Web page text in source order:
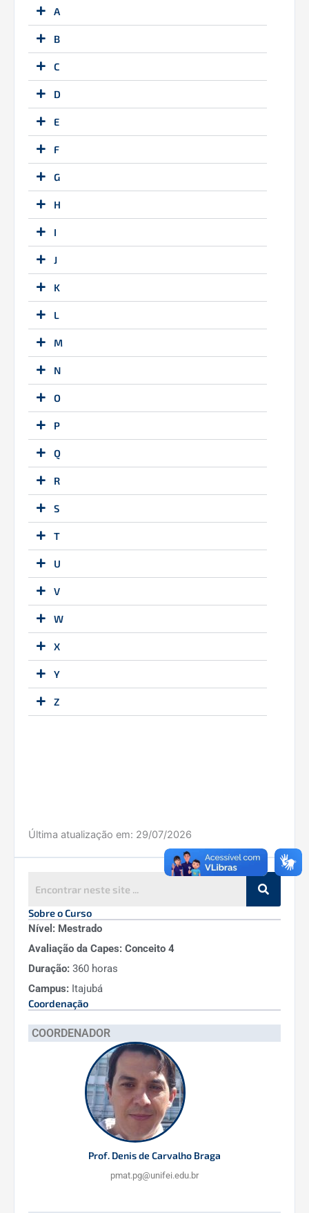
A
B
C
D
E
F
G
H
I
J
K
L
M
N
O
P
Q
R
S
T
U
V
W
X
Y
Z
Última atualização em: 29/07/2026
Sobre o Curso
Nível: Mestrado
Avaliação da Capes: Conceito 4
Duração: 360 horas
Campus: Itajubá
Coordenação
COORDENADOR
Prof. Denis de Carvalho Braga
pmat.pg@unifei.edu.br